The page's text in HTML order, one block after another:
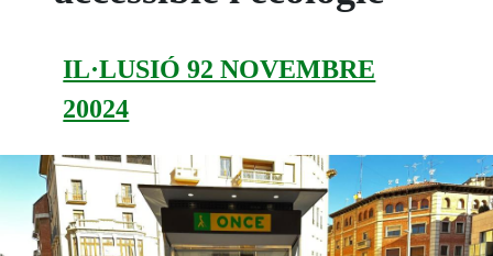
IL·LUSIÓ 92 NOVEMBRE
20024